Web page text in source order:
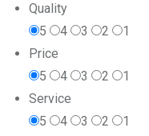
Quality
5
4 3 2
1
Price
5
4 3 2
1
Service
5
4 3 2 1